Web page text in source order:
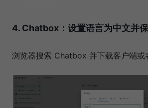
4. Chatbox：设置语言为中文并
浏览器搜索 Chatbox 并下载客户端或